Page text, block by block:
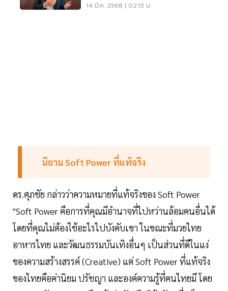
14 มี.ค. 2568 | 02:13 น.
นิยาม Soft Power ที่แท้จริง
ดร.ศุภชัย กล่าวว่าความหมายที่แท้จริงของ Soft Power
"Soft Power คือการที่คุณมีอำนาจที่ไปหว่านล้อมคนอื่นได้
โดยที่คุณไม่ต้องใช้อะไรไปบังคับเขา ในขณะที่มวยไทย
อาหารไทย และวัฒนธรรมบันเทิงอื่นๆ เป็นส่วนที่ดีในแง่
ของความสร้างสรรค์ (Creative) แต่ Soft Power ที่แท้จริง
ของไทยคือค่านิยม ปรัชญา และองค์ความรู้ที่คนไทยมี โดย